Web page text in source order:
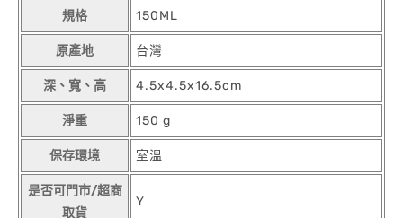
規格 150ML
原產地 台灣
深、寬、高 4.5x4.5x16.5cm
淨重 150 g
保存環境 室溫
是否可門市/超商
取貨
Y